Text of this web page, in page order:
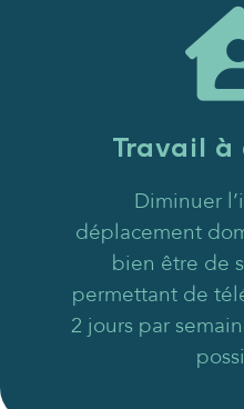
Travail à
Diminuer
déplacement
bien être de
permettant de
2 jours par